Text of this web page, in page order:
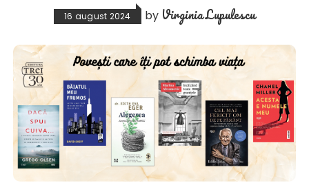
16 august 2024 by Virginia Lupulescu